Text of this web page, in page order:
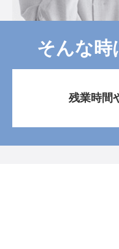
そんな時
残業時間